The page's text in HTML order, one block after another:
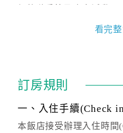
價」之當日價格為標準。
話方式異動訂單。
※非客服時間之申辦異動
五、客服時間
看完
訂房規則
一、入住手續(Check
本飯店接受辦理入住時間